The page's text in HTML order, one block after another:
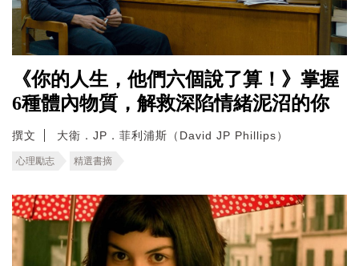
《你的人生，他們六個說了算！》掌握
6種體內物質，解救深陷情緒泥沼的你
撰文 大衛．JP．菲利浦斯（David JP Phillips）
心理勵志 精選書摘